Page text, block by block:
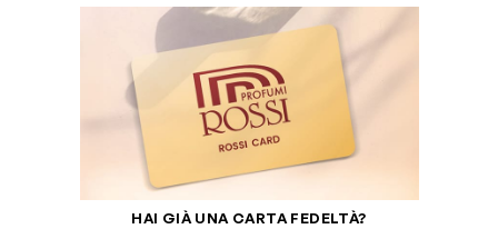
HAI GIÀ UNA CARTA FEDELTÀ?